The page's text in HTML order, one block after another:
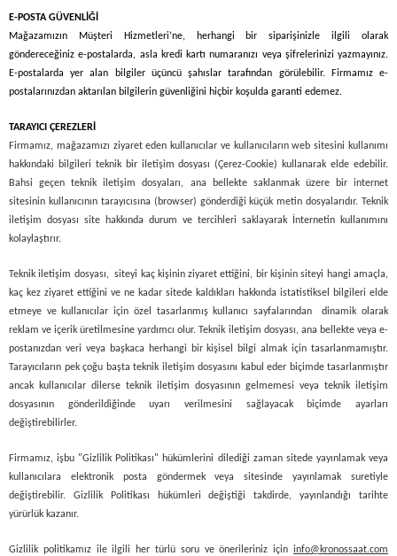
E-POSTA GÜVENLİĞİ
Mağazamızın Müşteri Hizmetleri’ne, herhangi bir siparişinizle ilgili olarak
göndereceğiniz e-postalarda, asla kredi kartı numaranızı veya şifrelerinizi yazmayınız.
E-postalarda yer alan bilgiler üçüncü şahıslar tarafından görülebilir. Firmamız e-
postalarınızdan aktarılan bilgilerin güvenliğini hiçbir koşulda garanti edemez.
TARAYICI ÇEREZLERİ
Firmamız, mağazamızı ziyaret eden kullanıcılar ve kullanıcıların web sitesini kullanımı
hakkındaki bilgileri teknik bir iletişim dosyası (Çerez-Cookie) kullanarak elde edebilir.
Bahsi geçen teknik iletişim dosyaları, ana bellekte saklanmak üzere bir internet
sitesinin kullanıcının tarayıcısına (browser) gönderdiği küçük metin dosyalarıdır. Teknik
iletişim dosyası site hakkında durum ve tercihleri saklayarak İnternetin kullanımını
kolaylaştırır.
Teknik iletişim dosyası, siteyi kaç kişinin ziyaret ettiğini, bir kişinin siteyi hangi amaçla,
kaç kez ziyaret ettiğini ve ne kadar sitede kaldıkları hakkında istatistiksel bilgileri elde
etmeye ve kullanıcılar için özel tasarlanmış kullanıcı sayfalarından dinamik olarak
reklam ve içerik üretilmesine yardımcı olur. Teknik iletişim dosyası, ana bellekte veya e-
postanızdan veri veya başkaca herhangi bir kişisel bilgi almak için tasarlanmamıştır.
Tarayıcıların pek çoğu başta teknik iletişim dosyasını kabul eder biçimde tasarlanmıştır
ancak kullanıcılar dilerse teknik iletişim dosyasının gelmemesi veya teknik iletişim
dosyasının gönderildiğinde uyarı verilmesini sağlayacak biçimde ayarları
değiştirebilirler.
Firmamız, işbu "Gizlilik Politikası" hükümlerini dilediği zaman sitede yayınlamak veya
kullanıcılara elektronik posta göndermek veya sitesinde yayınlamak suretiyle
değiştirebilir. Gizlilik Politikası hükümleri değiştiği takdirde, yayınlandığı tarihte
yürürlük kazanır.
Gizlilik politikamız ile ilgili her türlü soru ve önerileriniz için info@kronossaat.com